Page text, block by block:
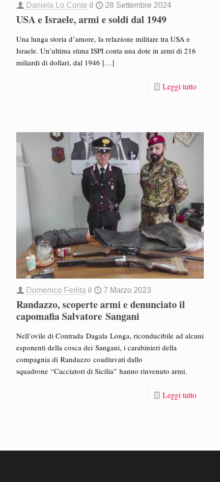
Daniela Lo Conte il 28 Settembre 2024
USA e Israele, armi e soldi dal 1949
Una lunga storia d’amore, la relazione militare tra USA e
Israele. Un’ultima stima ISPI conta una dote in armi di 216
miliardi di dollari, dal 1946 […]
Leggi tutto
Domenico Ferlita il 7 Marzo 2023
Randazzo, scoperte armi e denunciato il
capomafia Salvatore Sangani
Nell’ovile di Contrada Dagala Longa, riconducibile ad alcuni
esponenti della cosca dei Sangani, i carabinieri della
compagnia di Randazzo coadiuvati dallo
squadrone “Cacciatori di Sicilia” hanno rinvenuto armi.
Leggi tutto